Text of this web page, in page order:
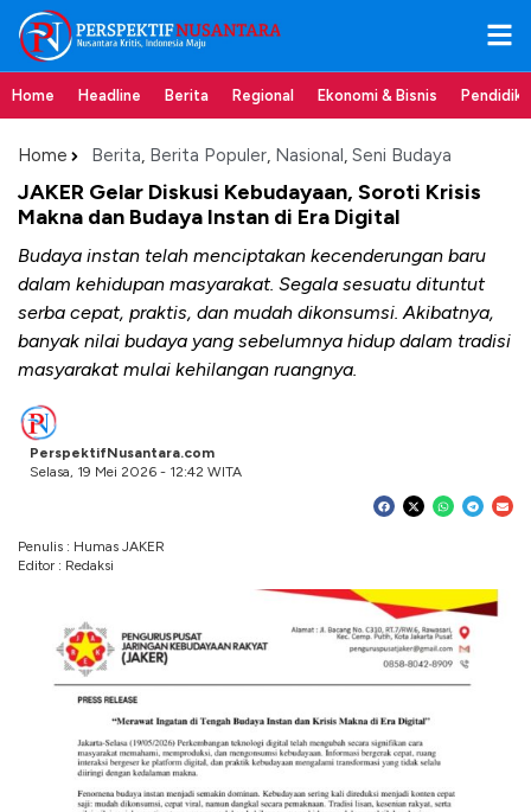
Home Headline Berita Regional Ekonomi & Bisnis
Home Berita, Berita Populer, Nasional, Seni Budaya
JAKER Gelar Diskusi Kebudayaan, Soroti Krisis
Makna dan Budaya Instan di Era Digital
Budaya instan telah menciptakan kecenderungan baru
dalam kehidupan masyarakat. Segala sesuatu dituntut
serba cepat, praktis, dan mudah dikonsumsi. Akibatnya,
banyak nilai budaya yang sebelumnya hidup dalam tradisi
masyarakat mulai kehilangan ruangnya.
PerspektifNusantara.com
Selasa, 19 Mei 2026 - 12:42 WITA
Penulis : Humas JAKER
Editor : Redaksi